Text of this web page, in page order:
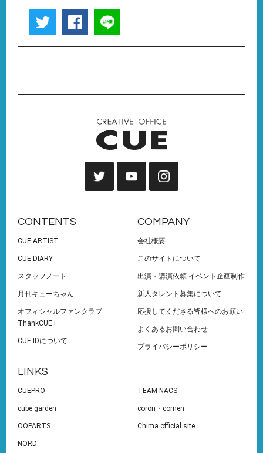
CONTENTS
CUE ARTIST
CUE DIARY
スタッフノート
月刊キューちゃん
オフィシャルファンクラブ
ThankCUE+
CUE IDについて
COMPANY
会社概要
このサイトについて
出演・講演依頼 イベント企画制作
新人タレント募集について
応援してくださる皆様へのお願い
よくあるお問い合わせ
プライバシーポリシー
LINKS
CUEPRO TEAM NACS
cube garden coron・comen
OOPARTS Chima official site
NORD